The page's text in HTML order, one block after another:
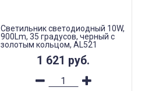
Светильник светодиодный 10W,
900Lm, 35 градусов, черный с
золотым кольцом, AL521
1 621 руб.